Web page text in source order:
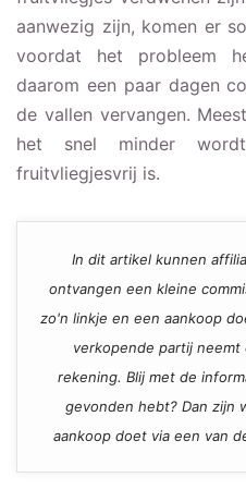
aanwezig zijn, komen er
voordat het probleem
daarom een paar dagen
de vallen vervangen.
het snel minder
fruitvliegjesvrij is.
In dit artikel kunnen
ontvangen een kleine
zo'n linkje en een aankoop
verkopende partij neemt
rekening. Blij met de
gevonden hebt? Dan zijn
aankoop doet via een van